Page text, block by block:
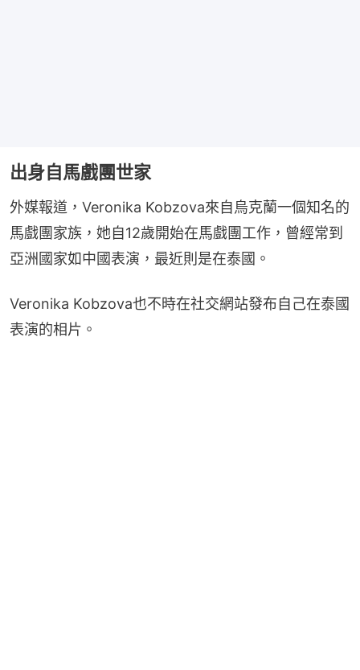
出身自馬戲團世家
外媒報道，Veronika Kobzova來自烏克蘭一個知名的
馬戲團家族，她自12歲開始在馬戲團工作，曾經常到
亞洲國家如中國表演，最近則是在泰國。
Veronika Kobzova也不時在社交網站發布自己在泰國
表演的相片。